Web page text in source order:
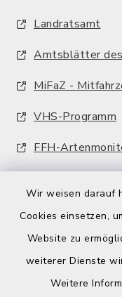
Wir weisen darauf
Cookies einsetzen,
Website zu
weiterer Dienste
Weitere
Landratsamt
Amtsblätter
MiFaZ -
VHS-Programm
FFH-